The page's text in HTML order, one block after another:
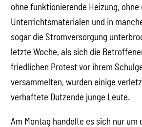
ohne funktionierende Heizung,
Unterrichtsmaterialen und in
sogar die Stromversorgung
letzte Woche, als sich die
friedlichen Protest vor ihrem
versammelten, wurden einige
verhaftete Dutzende junge Leute.
Am Montag handelte es sich nur um